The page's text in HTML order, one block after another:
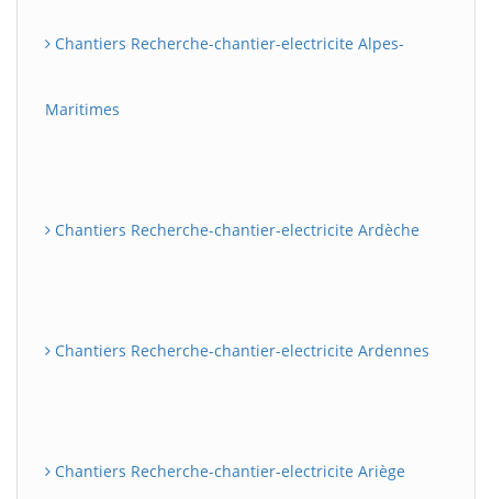
Chantiers Recherche-chantier-electricite Alpes-
Maritimes
Chantiers Recherche-chantier-electricite Ardèche
Chantiers Recherche-chantier-electricite Ardennes
Chantiers Recherche-chantier-electricite Ariège